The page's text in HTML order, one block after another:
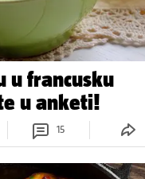
u francusku
u anketi!
15